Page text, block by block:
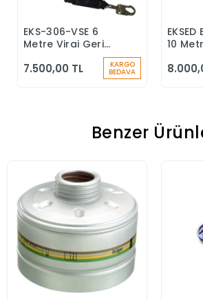
Sepete Ekle
EKS-306-VSE 6
Metre Viraj Geri
Durdurucu Keskin
7.500,00 TL KARGO
BEDAVA
EKSED
10
Benzer